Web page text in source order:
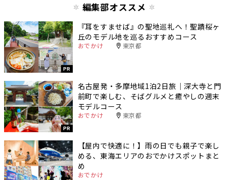
編集部オススメ
PR
『耳をすませば』の聖地巡礼へ！聖蹟桜ヶ
丘のモデル地を巡るおすすめコース
おでかけ 東京都
PR
名古屋発・多摩地域1泊2日旅｜深大寺と門
前町で楽しむ、そばグルメと癒やしの週末
モデルコース
おでかけ 東京都
【屋内で快適に！】雨の日でも親子で楽し
める、東海エリアのおでかけスポットまと
め
おでかけ